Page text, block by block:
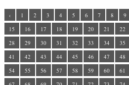
‹ 1 2 3 4 5 6 7 8 9
15
16 17 18 19 20 21 22
28
29 30 31 32 33 34 35
41
42 43 44 45 46 47 48
54
55 56 57 58 59 60 61